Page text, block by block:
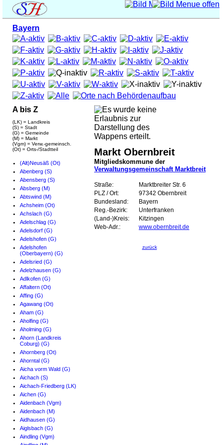
Bayern
A bis Z
(LK) = Landkreis
(S) = Stadt
(G) = Gemeinde
(M) = Markt
(Vgm) = Verw.-gemeinsch.
(Ot) = Orts-/Stadtteil
(Alt)Neusäß (Ot)
Abenberg (S)
Abensberg (S)
Absberg (M)
Abtswind (M)
Achsheim (Ot)
Achslach (G)
Adelschlag (G)
Adelsdorf (G)
Adelshofen (G)
Adelshofen
(Oberbayern) (G)
Adelsried (G)
Adelzhausen (G)
Adlkofen (G)
Affaltern (Ot)
Affing (G)
Agawang (Ot)
Aham (G)
Aholfing (G)
Aholming (G)
Ahorn (Landkreis
Coburg) (G)
Ahornberg (Ot)
Ahorntal (G)
Aicha vorm Wald (G)
Aichach (S)
Aichach-Friedberg (LK)
Aichen (G)
Aidenbach (Vgm)
Aidenbach (M)
Aidhausen (G)
Aiglsbach (G)
Aindling (Vgm)
Markt Obernbreit
Mitgliedskommune der
Verwaltungsgemeinschaft Marktbreit
Straße:
Marktbreiter Str. 6
PLZ / Ort:
97342 Obernbreit
Bundesland:
Bayern
Reg.-Bezirk:
Unterfranken
(Land-)Kreis:
Kitzingen
Web-Adr.:
www.obernbreit.de
zurück